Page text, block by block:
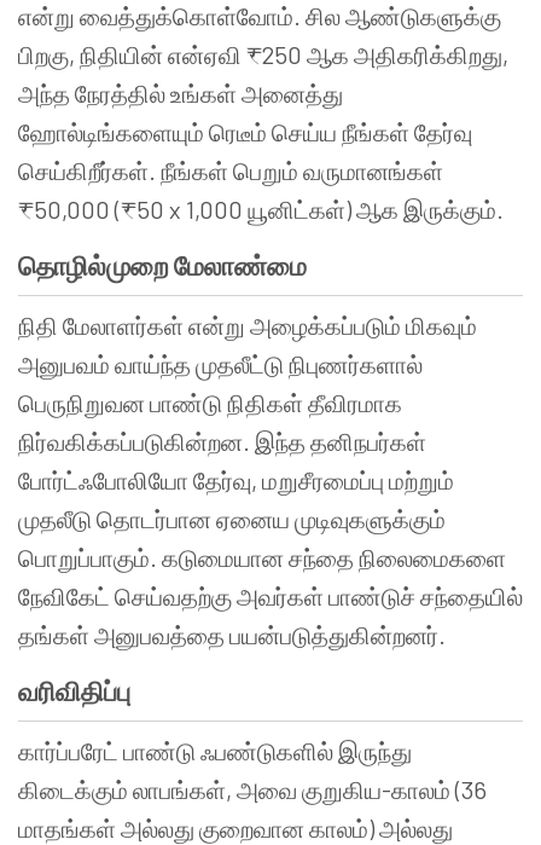
என்று வைத்துக்கொள்வோம். சில ஆண்டுகளுக்கு
பிறகு, நிதியின் என்ஏவி ₹250 ஆக அதிகரிக்கிறது,
அந்த நேரத்தில் உங்கள் அனைத்து
ஹோல்டிங்களையும் ரெடீம் செய்ய நீங்கள் தேர்வு
செய்கிறீர்கள். நீங்கள் பெறும் வருமானங்கள்
₹50,000 (₹50 x 1,000 யூனிட்கள்) ஆக இருக்கும்.
தொழில்முறை மேலாண்மை
நிதி மேலாளர்கள் என்று அழைக்கப்படும் மிகவும்
அனுபவம் வாய்ந்த முதலீட்டு நிபுணர்களால்
பெருநிறுவன பாண்டு நிதிகள் தீவிரமாக
நிர்வகிக்கப்படுகின்றன. இந்த தனிநபர்கள்
போர்ட்ஃபோலியோ தேர்வு, மறுசீரமைப்பு மற்றும்
முதலீடு தொடர்பான ஏனைய முடிவுகளுக்கும்
பொறுப்பாகும். கடுமையான சந்தை நிலைமைகளை
நேவிகேட் செய்வதற்கு அவர்கள் பாண்டுச் சந்தையில்
தங்கள் அனுபவத்தை பயன்படுத்துகின்றனர்.
வரிவிதிப்பு
கார்ப்பரேட் பாண்டு ஃபண்டுகளில் இருந்து
கிடைக்கும் லாபங்கள், அவை குறுகிய-காலம் (36
மாதங்கள் அல்லது குறைவான காலம்) அல்லது